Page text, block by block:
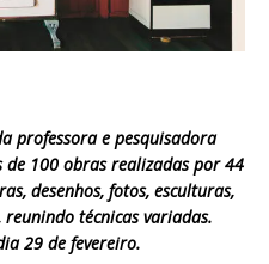
professora e pesquisadora
de 100 obras realizadas por 44
desenhos, fotos, esculturas,
reunindo técnicas variadas.
29 de fevereiro.